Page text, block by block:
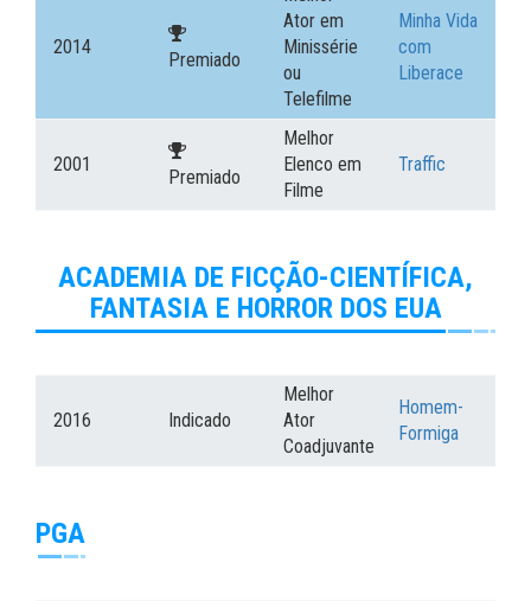
2014
Premiado
Ator em
Minissérie
ou
Telefilme
Minha Vida
com
Liberace
2001
Premiado
Melhor
Elenco em
Filme
Traffic
ACADEMIA DE FICÇÃO-CIENTÍFICA,
FANTASIA E HORROR DOS EUA
2016 Indicado
Melhor
Ator
Coadjuvante
Homem-
Formiga
PGA